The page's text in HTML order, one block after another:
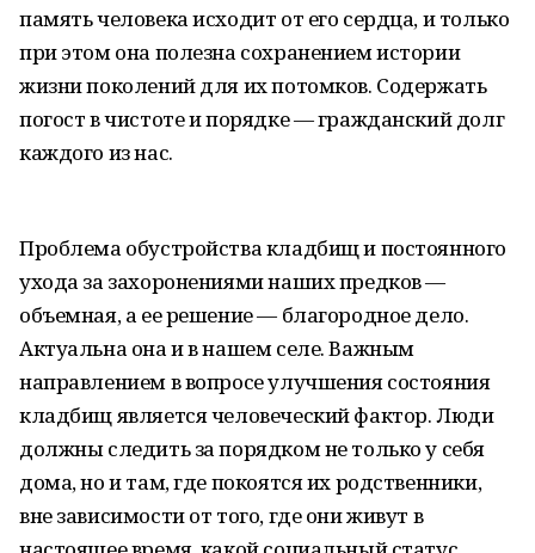
память человека исходит от его сердца, и только
при этом она полезна сохранением истории
жизни поколений для их потомков. Содержать
погост в чистоте и порядке — гражданский долг
каждого из нас.
Проблема обустройства кладбищ и постоянного
ухода за захоронениями наших предков —
объемная, а ее решение — благородное дело.
Актуальна она и в нашем селе. Важным
направлением в вопросе улучшения состояния
кладбищ является человеческий фактор. Люди
должны следить за порядком не только у себя
дома, но и там, где покоятся их родственники,
вне зависимости от того, где они живут в